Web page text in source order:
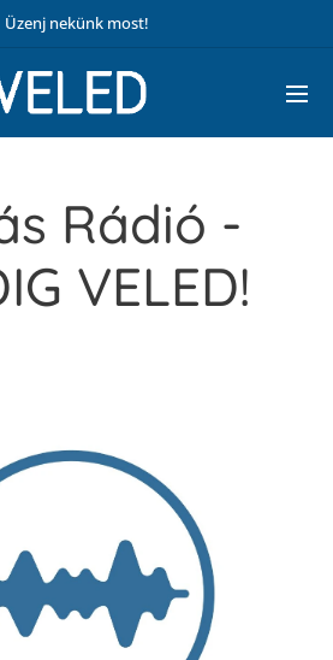
Üzenj nekünk most!
Rádió -
VELED!